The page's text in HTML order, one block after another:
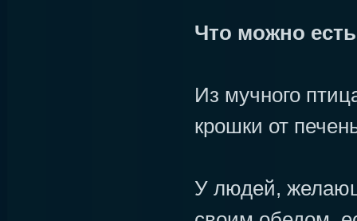
Что можно есть
Из мучного
крошки от
У людей,